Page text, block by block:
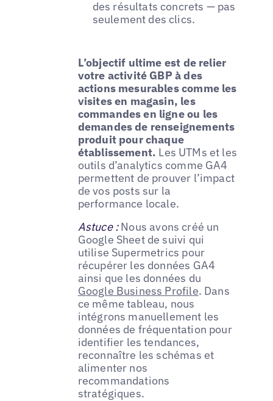
des résultats concrets — pas
seulement des clics.
L’objectif ultime est de relier
votre activité GBP à des
actions mesurables comme les
visites en magasin, les
commandes en ligne ou les
demandes de renseignements
produit pour chaque
établissement. Les UTMs et les
outils d’analytics comme GA4
permettent de prouver l’impact
de vos posts sur la
performance locale.
Astuce :Nous avons créé un
Google Sheet de suivi qui
utilise Supermetrics pour
récupérer les données GA4
ainsi que les données du
Google Business Profile. Dans
ce même tableau, nous
intégrons manuellement les
données de fréquentation pour
identifier les tendances,
reconnaître les schémas et
alimenter nos
recommandations
stratégiques.